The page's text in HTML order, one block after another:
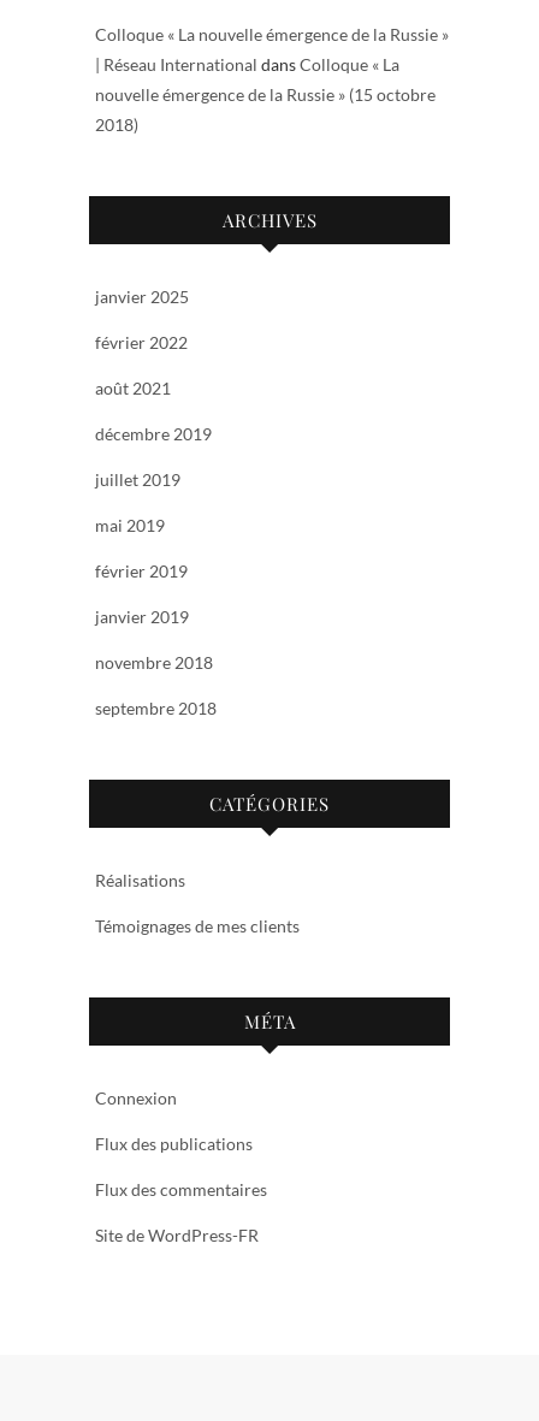
Colloque « La nouvelle émergence de la Russie »
| Réseau International dansColloque « La
nouvelle émergence de la Russie » (15 octobre
2018)
ARCHIVES
janvier 2025
février 2022
août 2021
décembre 2019
juillet 2019
mai 2019
février 2019
janvier 2019
novembre 2018
septembre 2018
CATÉGORIES
Réalisations
Témoignages de mes clients
MÉTA
Connexion
Flux des publications
Flux des commentaires
Site de WordPress-FR